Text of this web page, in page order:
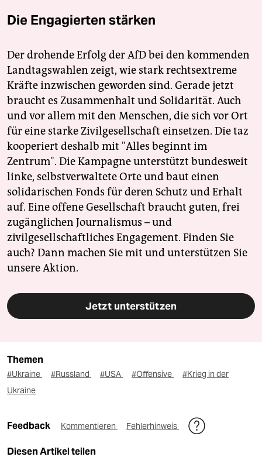
Die Engagierten stärken
Der drohende Erfolg der AfD bei den kommenden
Landtagswahlen zeigt, wie stark rechtsextreme
Kräfte inzwischen geworden sind. Gerade jetzt
braucht es Zusammenhalt und Solidarität. Auch
und vor allem mit den Menschen, die sich vor Ort
für eine starke Zivilgesellschaft einsetzen. Die taz
kooperiert deshalb mit "Alles beginnt im
Zentrum". Die Kampagne unterstützt bundesweit
linke, selbstverwaltete Orte und baut einen
solidarischen Fonds für deren Schutz und Erhalt
auf. Eine offene Gesellschaft braucht guten, frei
zugänglichen Journalismus – und
zivilgesellschaftliches Engagement. Finden Sie
auch? Dann machen Sie mit und unterstützen Sie
unsere Aktion.
Jetzt unterstützen
Themen
#Ukraine #Russland #USA #Offensive
#Krieg in der
Ukraine
Feedback Kommentieren Fehlerhinweis
Diesen Artikel teilen